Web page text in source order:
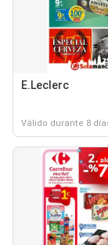
E.Leclerc
Válido durante 8